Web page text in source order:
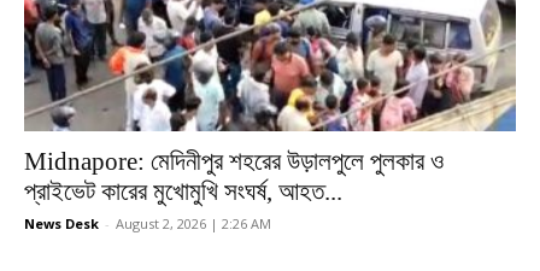
Midnapore: মেদিনীপুর শহরের উড়ালপুলে পুলকার ও
প্রাইভেট কারের মুখোমুখি সংঘর্ষ, আহত...
News Desk - August 2, 2026 | 2:26 AM